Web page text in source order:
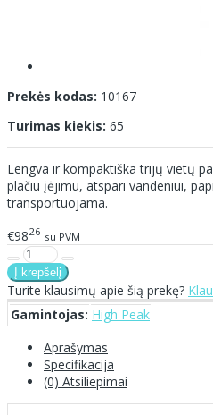
Prekės kodas: 10167
Turimas kiekis: 65
Lengva ir kompaktiška trijų vietų
plačiu įėjimu, atspari vandeniui,
transportuojama.
€9826 su PVM
Turite klausimų apie šią prekę?
Gamintojas: High Peak
Aprašymas
Specifikacija
(0) Atsiliepimai